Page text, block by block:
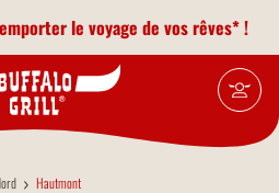
le voyage de vos rêves* !
Hautmont